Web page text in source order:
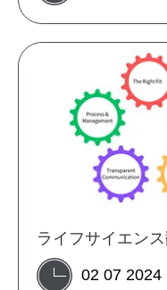
ライフサイエン
02 07 2024